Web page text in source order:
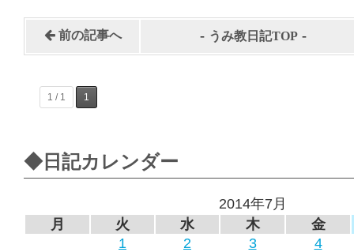
前の記事へ - うみ教日記TOP -
1 / 1 1
◆日記カレンダー
2014年7月
月
火 水 木
金
1
2 3
4